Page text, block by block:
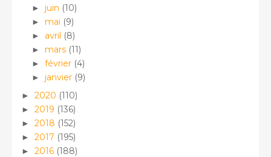
► juin (10)
► mai (9)
► avril (8)
► mars (11)
► février (4)
► janvier (9)
► 2020 (110)
► 2019 (136)
► 2018 (152)
► 2017 (195)
► 2016 (188)